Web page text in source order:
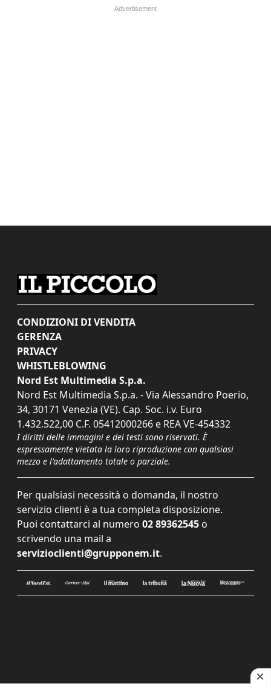
CONDIZIONI DI VENDITA
GERENZA
PRIVACY
WHISTLEBLOWING
Nord Est Multimedia S.p.a.
Nord Est Multimedia S.p.a. - Via Alessandro Poerio,
34, 30171 Venezia (VE). Cap. Soc. i.v. Euro
1.432.522,00 C.F. 05412000266 e REA VE-454332
I diritti delle immagini e dei testi sono riservati. È
espressamente vietata la loro riproduzione con qualsiasi
mezzo e l'adattamento totale o parziale.
Per qualsiasi necessità o domanda, il nostro
servizio clienti è a tua completa disposizione.
Puoi contattarci al numero 02 89362545 o
scrivendo una mail a
servizioclienti@grupponem.it.